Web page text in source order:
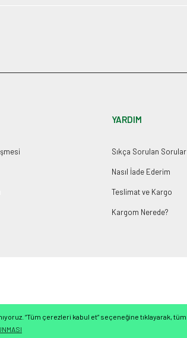
“Tüm çerezleri kabul et” seçeneğine tıklayarak, tüm
YARDIM
Sıkça Sorulan Sorular
Nasıl İade Ederim
Teslimat ve Kargo
Kargom Nerede?
ile